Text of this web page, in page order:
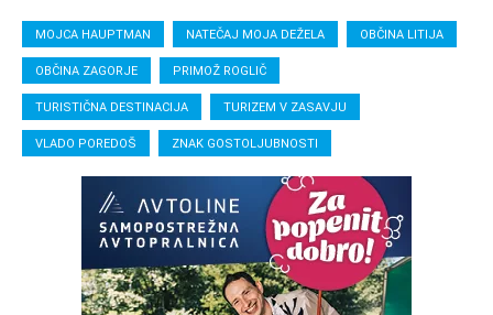
MOJCA HAUPTMAN NATEČAJ MOJA DEŽELA OBČINA LITIJA
OBČINA ZAGORJE PRIMOŽ ROGLIČ
TURISTIČNA DESTINACIJA TURIZEM V ZASAVJU
VLADO POREDOŠ ZNAK GOSTOLJUBNOSTI